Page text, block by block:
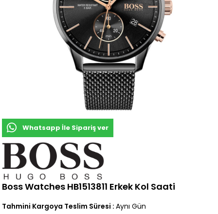
Whatsapp İle Sipariş ver
Boss Watches HB1513811 Erkek Kol Saati
Tahmini Kargoya Teslim Süresi : Aynı Gün